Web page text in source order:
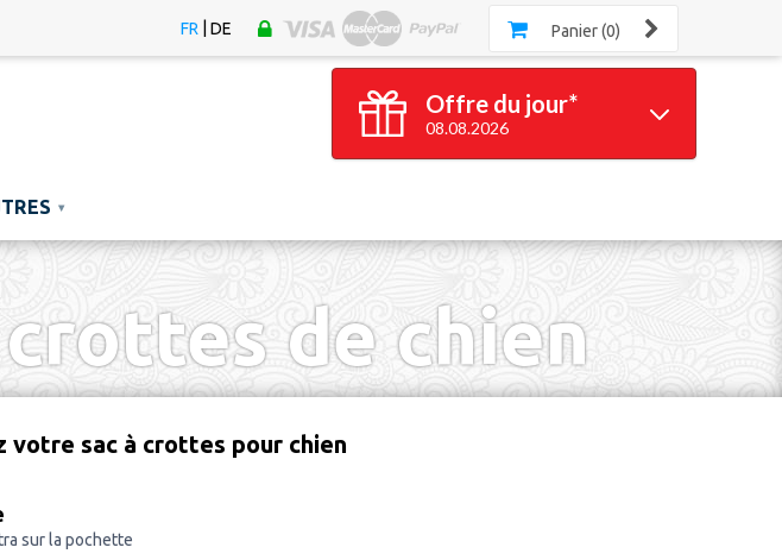
FR |DE Panier (0)
Offre du jour*
08.08.2026
100 braceletsGRATUITS*
▾
de chien
votre sac à crottes pour chien
sur la pochette